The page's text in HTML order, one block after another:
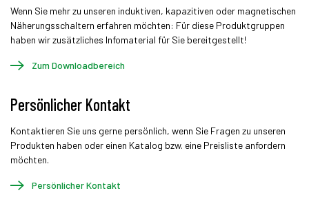
Wenn Sie mehr zu unseren induktiven, kapazitiven oder magnetischen
Näherungsschaltern erfahren möchten: Für diese Produktgruppen
haben wir zusätzliches Infomaterial für Sie bereitgestellt!
Zum Downloadbereich
Persönlicher Kontakt
Kontaktieren Sie uns gerne persönlich, wenn Sie Fragen zu unseren
Produkten haben oder einen Katalog bzw. eine Preisliste anfordern
möchten.
Persönlicher Kontakt